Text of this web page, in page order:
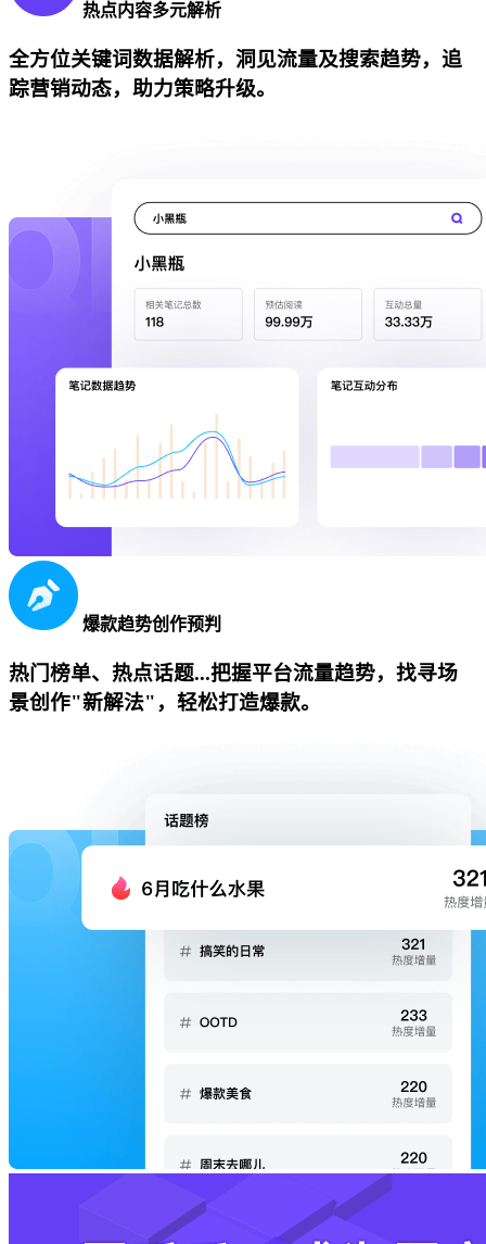
热点内容多元解析
全方位关键词数据解析，洞见流量及搜索趋势，追
踪营销动态，助力策略升级。
爆款趋势创作预判
热门榜单、热点话题...把握平台流量趋势，找寻场
景创作"新解法"，轻松打造爆款。